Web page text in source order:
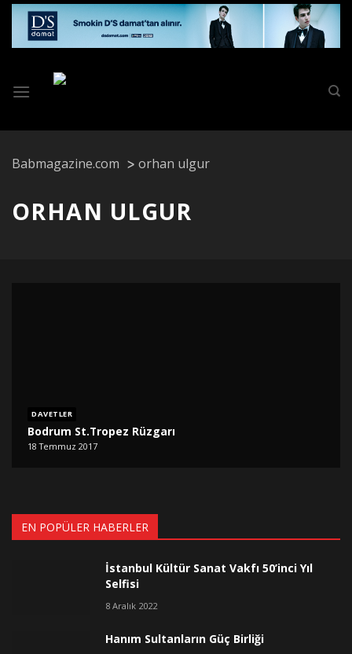
Skip
content
Babmagazine.com orhan ulgur
ORHAN ULGUR
DAVETLER
Bodrum St.Tropez Rüzgarı
18 Temmuz 2017
EN POPÜLER HABERLER
İstanbul Kültür Sanat Vakfı 50’inci Yıl
Selfisi
8 Aralık 2022
Hanım Sultanların Güç Birliği